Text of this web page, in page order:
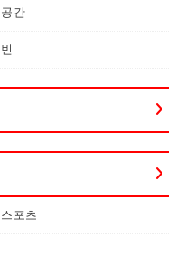
공간
빈
스포츠